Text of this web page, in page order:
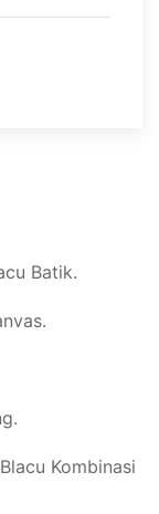
Batik.
Kombinasi